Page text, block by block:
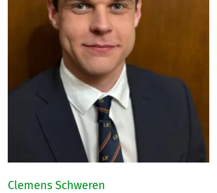
Clemens Schweren